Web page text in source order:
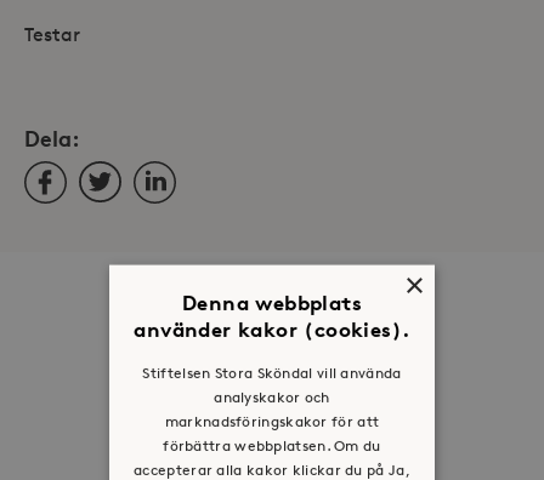
Testar
Dela:
FacebookTwitterLinkedIn
Om oss
Organisation
Historia
Riktlinje för personuppgifter
Tillgänglighetsredogörelse
×
Denna webbplats
använder kakor (cookies).
Stiftelsen Stora Sköndal vill använda
analyskakor och
marknadsföringskakor för att
förbättra webbplatsen. Om du
accepterar alla kakor klickar du på Ja,